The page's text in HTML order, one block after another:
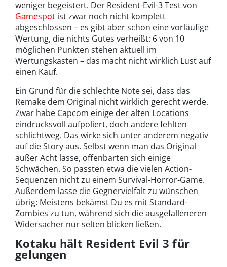
weniger begeistert. Der Resident-Evil-3 Test von
Gamespot ist zwar noch nicht komplett
abgeschlossen – es gibt aber schon eine vorläufige
Wertung, die nichts Gutes verheißt: 6 von 10
möglichen Punkten stehen aktuell im
Wertungskasten – das macht nicht wirklich Lust auf
einen Kauf.
Ein Grund für die schlechte Note sei, dass das
Remake dem Original nicht wirklich gerecht werde.
Zwar habe Capcom einige der alten Locations
eindrucksvoll aufpoliert, doch andere fehlten
schlichtweg. Das wirke sich unter anderem negativ
auf die Story aus. Selbst wenn man das Original
außer Acht lasse, offenbarten sich einige
Schwächen. So passten etwa die vielen Action-
Sequenzen nicht zu einem Survival-Horror-Game.
Außerdem lasse die Gegnervielfalt zu wünschen
übrig: Meistens bekämst Du es mit Standard-
Zombies zu tun, während sich die ausgefalleneren
Widersacher nur selten blicken ließen.
Kotaku hält Resident Evil 3 für
gelungen